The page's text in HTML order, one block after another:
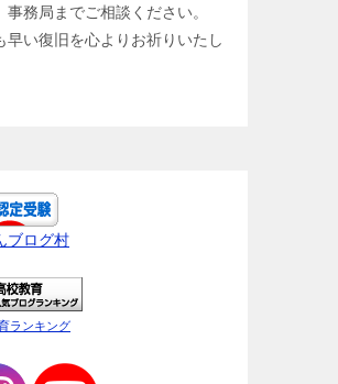
事務局までご相談ください。
早い復旧を心よりお祈りいたし
ブログ村
ランキング